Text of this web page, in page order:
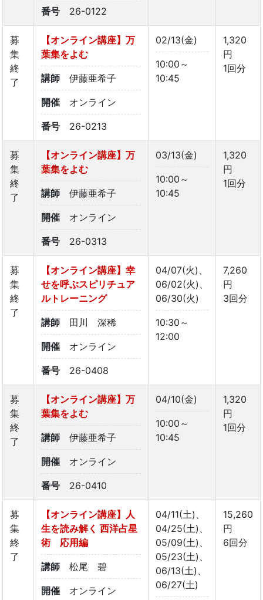
番号 26-0122
募
集
終
了
【オンライン講座】万
葉集をよむ
講師 伊藤亜希子
開催 オンライン
番号 26-0213
02/13(金)
10:00～
10:45
1,320
円
1回分
募
集
終
了
【オンライン講座】万
葉集をよむ
講師 伊藤亜希子
開催 オンライン
番号 26-0313
03/13(金)
10:00～
10:45
1,320
円
1回分
募
集
終
了
【オンライン講座】幸
せを呼ぶスピリチュア
ルトレーニング
講師 田川 深稀
開催 オンライン
番号 26-0408
04/07(火)、
06/02(火)、
06/30(火)
10:30～
12:00
7,260
円
3回分
募
集
終
了
【オンライン講座】万
葉集をよむ
講師 伊藤亜希子
開催 オンライン
番号 26-0410
04/10(金)
10:00～
10:45
1,320
円
1回分
募
集
終
了
【オンライン講座】人
生を読み解く 西洋占星
術 応用編
講師 松尾 碧
開催 オンライン
04/11(土)、
04/25(土)、
05/09(土)、
05/23(土)、
06/13(土)、
06/27(土)
15,260
円
6回分